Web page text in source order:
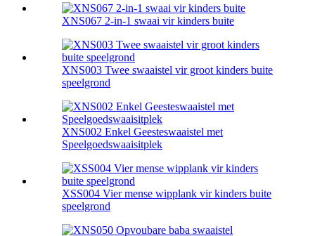
XNS067 2-in-1 swaai vir kinders buite
XNS003 Twee swaaistel vir groot kinders buite
speelgrond
XNS002 Enkel Geesteswaaistel met
Speelgoedswaaisitplek
XSS004 Vier mense wipplank vir kinders buite
speelgrond